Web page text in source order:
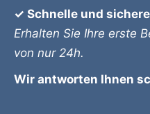
✓ Schnelle und
Erhalten Sie Ihre erste
von nur 24h.
Wir antworten Ihnen